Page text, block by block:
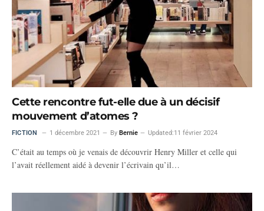
Cette rencontre fut-elle due à un décisif
mouvement d’atomes ?
FICTION 1 décembre 2021 By Bernie Updated:11 février 2024
C’était au temps où je venais de découvrir Henry Miller et celle qui
l’avait réellement aidé à devenir l’écrivain qu’il…